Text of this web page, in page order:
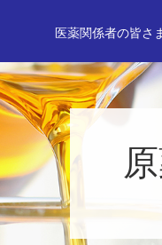
医薬関係者の皆さ